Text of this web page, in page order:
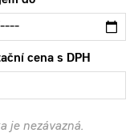
cena s DPH
je nezávazná.